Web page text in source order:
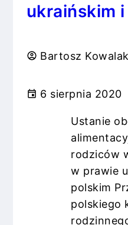
ukraińskim
Bartosz Kowalak
6 sierpnia 2020
Ustanie
rodziców
w prawie
polskim
polskiego